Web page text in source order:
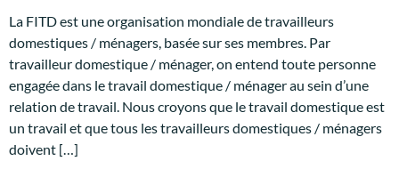
La FITD est une organisation mondiale de travailleurs
domestiques / ménagers, basée sur ses membres. Par
travailleur domestique / ménager, on entend toute personne
engagée dans le travail domestique / ménager au sein d’une
relation de travail. Nous croyons que le travail domestique est
un travail et que tous les travailleurs domestiques / ménagers
doivent […]